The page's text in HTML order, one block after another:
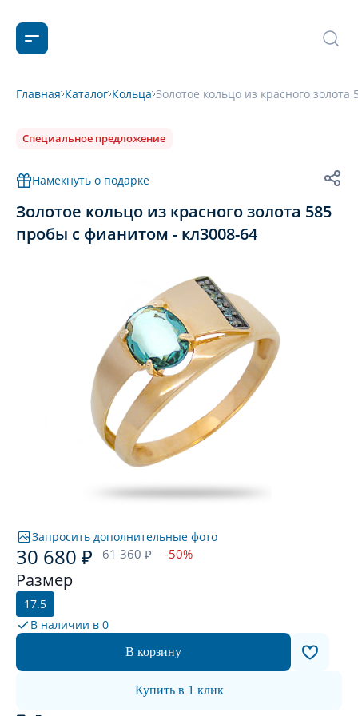
Главная Каталог Кольца Золотое кольцо из красного
Специальное предложение
Намекнуть о подарке
Золотое кольцо из красного золота 585
пробы с фианитом - кл3008-64
Запросить дополнительные фото
30 680 ₽ 61 360 ₽ -50%
Размер
17.5
В наличии в 0
В корзину
Купить в 1 клик